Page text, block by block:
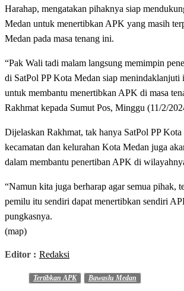
Harahap, mengatakan pihaknya siap
Medan untuk menertibkan APK yang masih
Medan pada masa tenang ini.
“Pak Wali tadi malam langsung memimpin
di SatPol PP Kota Medan siap menindaklanjuti
untuk membantu menertibkan APK di masa
Rakhmat kepada Sumut Pos, Minggu (11/2/
Dijelaskan Rakhmat, tak hanya SatPol PP Kota
kecamatan dan kelurahan Kota Medan juga
dalam membantu penertiban APK di
“Namun kita juga berharap agar semua pihak,
pemilu itu sendiri dapat menertibkan sendiri
pungkasnya.
(map)
Editor : Redaksi
Tertibkan APK Bawaslu Medan